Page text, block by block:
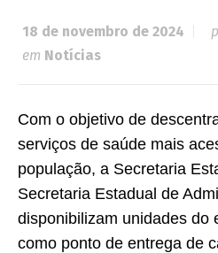
18 de novembro de 2024
em Notícias
Com o objetivo de
serviços de saúde mais
população, a Secretaria
Secretaria Estadual de
disponibilizam unidades do
como ponto de entrega de